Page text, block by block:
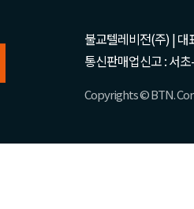
불교텔레비전(주) | 대
통신판매업신고 : 서
Copyrights © BTN.